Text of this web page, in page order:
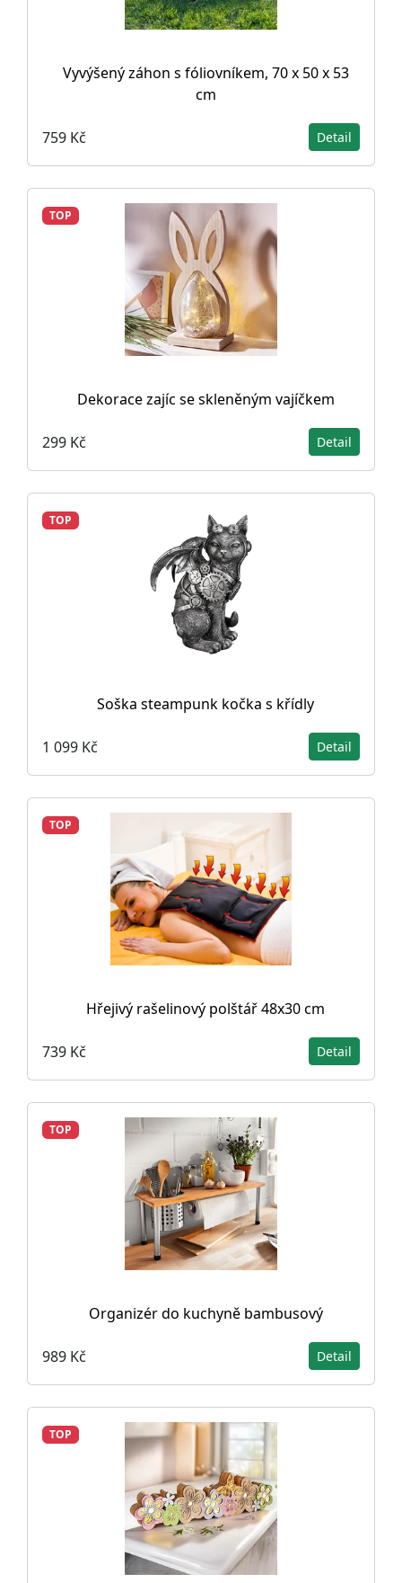
Vyvýšený záhon s fóliovníkem, 70 x 50 x 53
cm
759 Kč Detail
TOP
Dekorace zajíc se skleněným vajíčkem
299 Kč Detail
TOP
Soška steampunk kočka s křídly
1 099 Kč Detail
TOP
Hřejivý rašelinový polštář 48x30 cm
739 Kč Detail
TOP
Organizér do kuchyně bambusový
989 Kč Detail
TOP